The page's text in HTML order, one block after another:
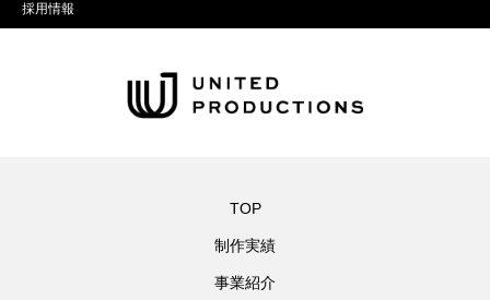
採用情報
TOP
制作実績
事業紹介